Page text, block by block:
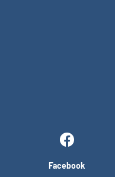
Facebook